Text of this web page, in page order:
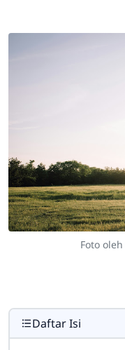
Foto oleh
Daftar Isi